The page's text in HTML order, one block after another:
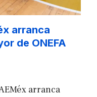
arranca
de ONEFA
arranca